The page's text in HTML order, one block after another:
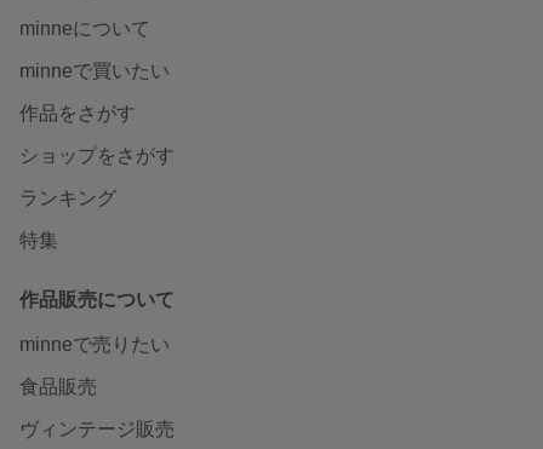
minneについて
minneで買いたい
作品をさがす
ショップをさがす
ランキング
特集
作品販売について
minneで売りたい
食品販売
ヴィンテージ販売